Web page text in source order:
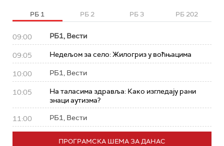
РБ 1 РБ 2 РБ 3 РБ 202
09:00 РБ1, Вести
09:05 Недељом за село: Жилогриз у воћњацима
10:00 РБ1, Вести
10:05
На таласима здравља: Како изгледају рани
знаци аутизма?
11:00 РБ1, Вести
ПРОГРАМСКА ШЕМА ЗА ДАНАС